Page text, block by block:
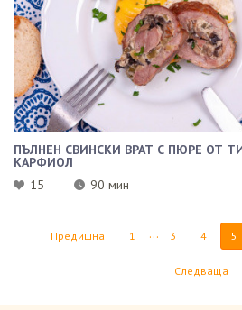
ПЪЛНЕН СВИНСКИ ВРАТ С ПЮРЕ ОТ
КАРФИОЛ
15
90 мин
Предишна 1 ... 3 4 5
Следваща